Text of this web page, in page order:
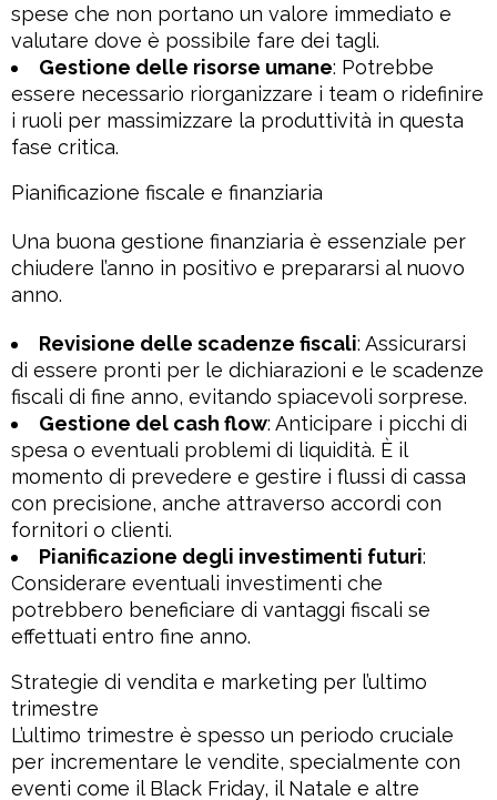
spese che non portano un valore immediato e
valutare dove è possibile fare dei tagli.
Gestione delle risorse umane: Potrebbe
essere necessario riorganizzare i team o ridefinire
i ruoli per massimizzare la produttività in questa
fase critica.
Pianificazione fiscale e finanziaria
Una buona gestione finanziaria è essenziale per
chiudere l’anno in positivo e prepararsi al nuovo
anno.
Revisione delle scadenze fiscali: Assicurarsi
di essere pronti per le dichiarazioni e le scadenze
fiscali di fine anno, evitando spiacevoli sorprese.
Gestione del cash flow: Anticipare i picchi di
spesa o eventuali problemi di liquidità. È il
momento di prevedere e gestire i flussi di cassa
con precisione, anche attraverso accordi con
fornitori o clienti.
Pianificazione degli investimenti futuri:
Considerare eventuali investimenti che
potrebbero beneficiare di vantaggi fiscali se
effettuati entro fine anno.
Strategie di vendita e marketing per l’ultimo
trimestre
L’ultimo trimestre è spesso un periodo cruciale
per incrementare le vendite, specialmente con
eventi come il Black Friday, il Natale e altre